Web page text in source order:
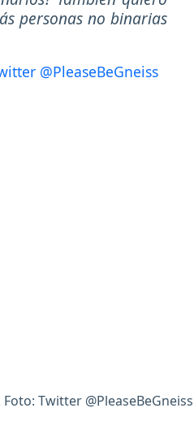
personas no binarias
Twitter @PleaseBeGneiss